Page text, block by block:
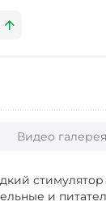
Видео галерея
и